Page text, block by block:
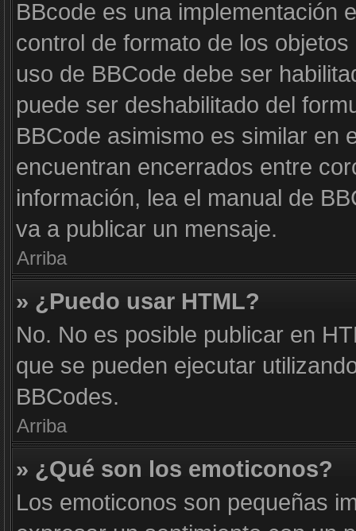
BBcode es una implementación
control de formato de los
uso de BBCode debe ser
puede ser deshabilitado del
BBCode asimismo es similar en
encuentran encerrados entre
información, lea el manual de
va a publicar un mensaje.
Arriba
» ¿Puedo usar HTML?
No. No es posible publicar en
que se pueden ejecutar
BBCodes.
Arriba
» ¿Qué son los emoticonos?
Los emoticonos son pequeñas